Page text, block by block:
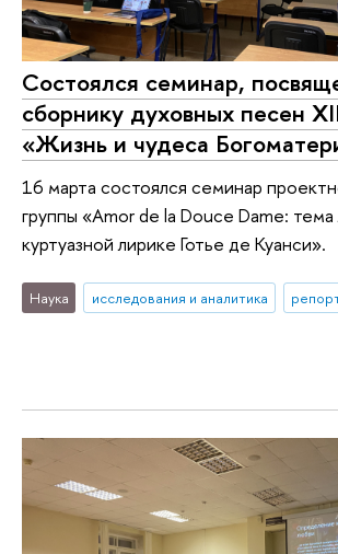
Состоялся семинар,
сборнику духовных песен
«Жизнь и чудеса
16 марта состоялся семинар
группы «Amor de la Douce Dame:
куртуазной лирике Готье де Куанси».
Наука исследования и аналитика